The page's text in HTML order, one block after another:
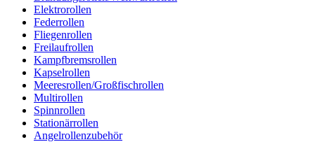
Elektrorollen
Federrollen
Fliegenrollen
Freilaufrollen
Kampfbremsrollen
Kapselrollen
Meeresrollen/Großfischrollen
Multirollen
Spinnrollen
Stationärrollen
Angelrollenzubehör